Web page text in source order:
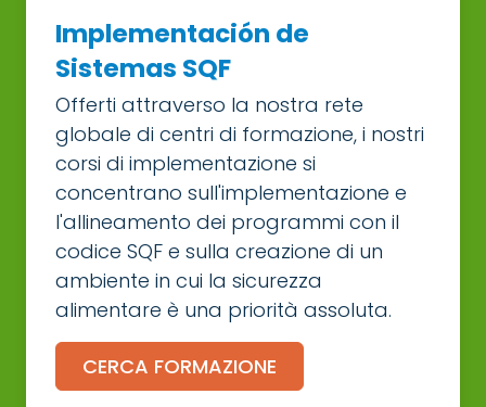
Implementación de
Sistemas SQF
Offerti attraverso la nostra rete
globale di centri di formazione, i nostri
corsi di implementazione si
concentrano sull'implementazione e
l'allineamento dei programmi con il
codice SQF e sulla creazione di un
ambiente in cui la sicurezza
alimentare è una priorità assoluta.
CERCA FORMAZIONE